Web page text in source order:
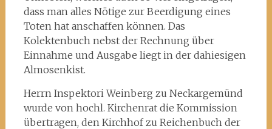
dass man alles Nötige zur Beerdigung eines
Toten hat anschaffen können. Das
Kolektenbuch nebst der Rechnung über
Einnahme und Ausgabe liegt in der dahiesigen
Almosenkist.
Herrn Inspektori Weinberg zu Neckargemünd
wurde von hochl. Kirchenrat die Kommission
übertragen, den Kirchhof zu Reichenbuch der